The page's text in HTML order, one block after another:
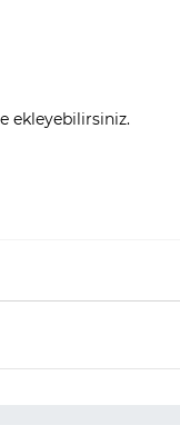
ekleyebilirsiniz.